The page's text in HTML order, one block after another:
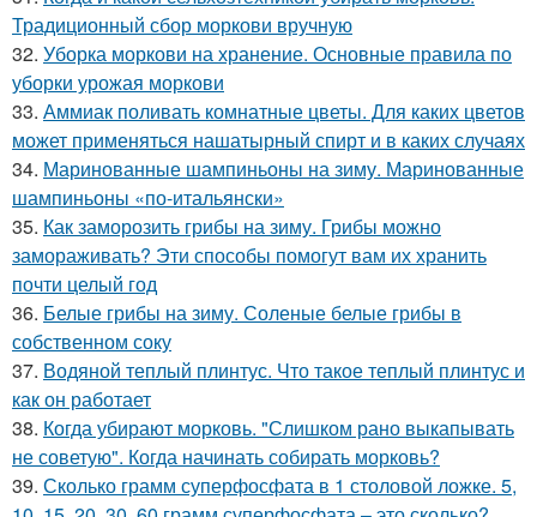
Традиционный сбор моркови вручную
32. Уборка моркови на хранение. Основные правила по
уборки урожая моркови
33. Аммиак поливать комнатные цветы. Для каких цветов
может применяться нашатырный спирт и в каких случаях
34. Маринованные шампиньоны на зиму. Маринованные
шампиньоны «по-итальянски»
35. Как заморозить грибы на зиму. Грибы можно
замораживать? Эти способы помогут вам их хранить
почти целый год
36. Белые грибы на зиму. Соленые белые грибы в
собственном соку
37. Водяной теплый плинтус. Что такое теплый плинтус и
как он работает
38. Когда убирают морковь. "Слишком рано выкапывать
не советую". Когда начинать собирать морковь?
39. Сколько грамм суперфосфата в 1 столовой ложке. 5,